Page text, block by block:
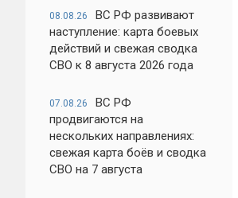
08.08.26
ВС РФ развивают
наступление: карта боевых
действий и свежая сводка
СВО к 8 августа 2026 года
07.08.26
ВС РФ
продвигаются на
нескольких направлениях:
свежая карта боёв и сводка
СВО на 7 августа